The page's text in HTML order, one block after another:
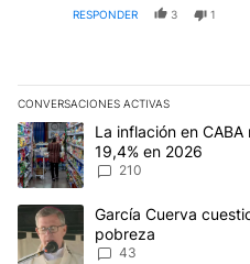
RESPONDER 3 1
CONVERSACIONES ACTIVAS
Este listado muestra los
Un artículo de tendencia con el
La inflación en
19,4% en 2026
210
Un artículo de tendencia con el
García Cuerva
pobreza
43